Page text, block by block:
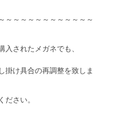
～～～～～～～～～～～～
入されたメガネでも、
掛け具合の再調整を致しま
ださい。